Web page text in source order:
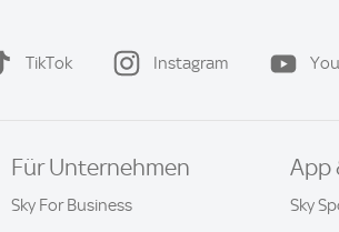
TikTok Instagram
Für Unternehmen
Sky For Business
App
Sky